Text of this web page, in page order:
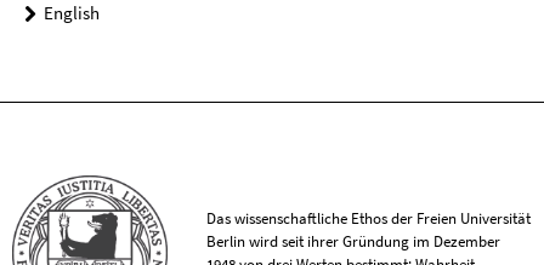
English
Das wissenschaftliche Ethos der Freien Universität
Berlin wird seit ihrer Gründung im Dezember